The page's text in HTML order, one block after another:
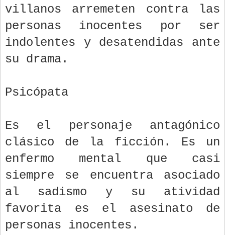
villanos arremeten contra las
personas inocentes por ser
indolentes y desatendidas ante
su drama.
Psicópata
Es el personaje antagónico
clásico de la ficción. Es un
enfermo mental que casi
siempre se encuentra asociado
al sadismo y su atividad
favorita es el asesinato de
personas inocentes.